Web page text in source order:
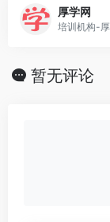
厚学网
暂无评论